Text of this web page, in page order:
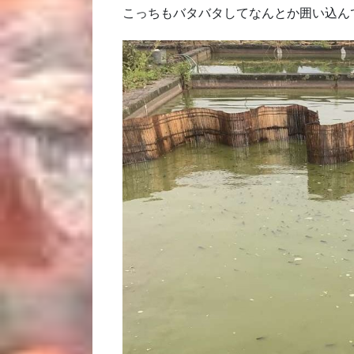
こっちもバタバタしてなんとか囲い込ん